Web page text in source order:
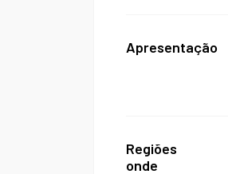
Apresentação
Regiões
onde